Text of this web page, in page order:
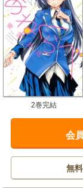
2巻完結
会
無